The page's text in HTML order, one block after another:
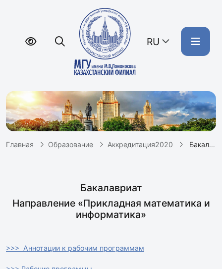
RU
Главная Образование Аккредитация2020 Бакалавриат. Прикладная математика и информатика. Рабочие программы дисциплин
Бакалавриат
Направление «Прикладная математика и
информатика»
>>> Аннотации к рабочим программам